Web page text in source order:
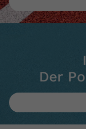
Der